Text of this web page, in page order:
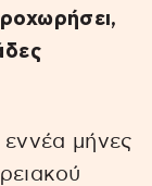
εννέα μήνες